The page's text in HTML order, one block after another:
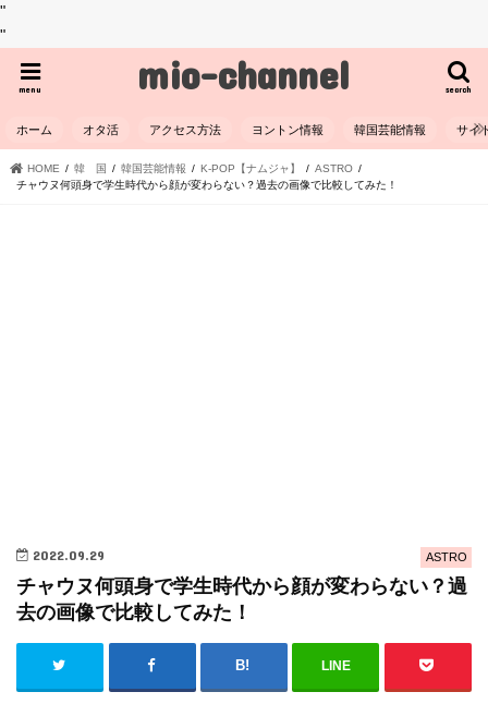
"
"
mio-channel search
menu
ホーム オタ活 アクセス方法 ヨントン情報 韓国芸能情報 サイ
HOME 韓 国 韓国芸能情報 K-POP【ナムジャ】
ASTRO
チャウヌ何頭身で学生時代から顔が変わらない？過去の画像で比較してみた！
ASTRO
2022.09.29
チャウヌ何頭身で学生時代から顔が変わらない？過
去の画像で比較してみた！
LINE